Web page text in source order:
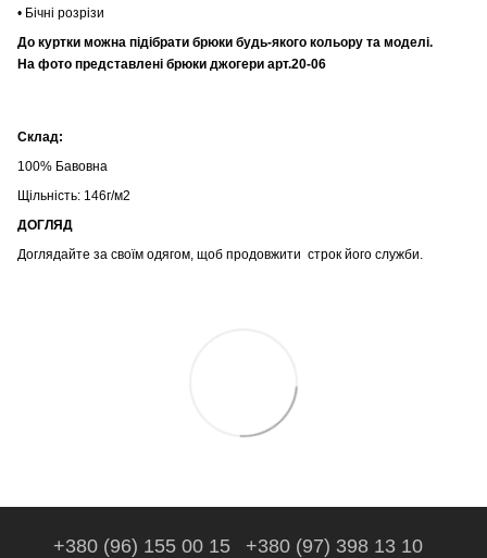
• Бічні розрізи
До куртки можна підібрати брюки будь-якого кольору та моделі.
На фото представлені брюки джогери арт.20-06
Склад:
100% Бавовна
Щільність: 146г/м2
ДОГЛЯД
Доглядайте за своїм одягом, щоб продовжити строк його служби.
+380 (96) 155 00 15 +380 (97) 398 13 10